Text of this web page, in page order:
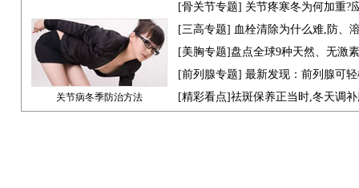
[骨关节专题] 关节疼寒冬为何加重?
关节病冬季防治方法
[三高专题] 血栓清除为什么难,防、
[美胸专题]盘点全球9种天然、无激
[前列腺专题] 最新发现：前列腺可
[精彩看点]祛斑保养正当时,冬天调